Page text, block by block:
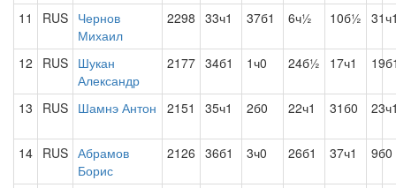
11 RUS Чернов
Михаил
2298 33ч1 37б1 6ч½ 10б½
12 RUS Шукан
Александр
2177 34б1 1ч0 24б½ 17ч1
13 RUS Шамнэ Антон 2151 35ч1 2б0 22ч1 31б0
14 RUS Абрамов
Борис
2126 36б1 3ч0 26б1 37ч1 9б0